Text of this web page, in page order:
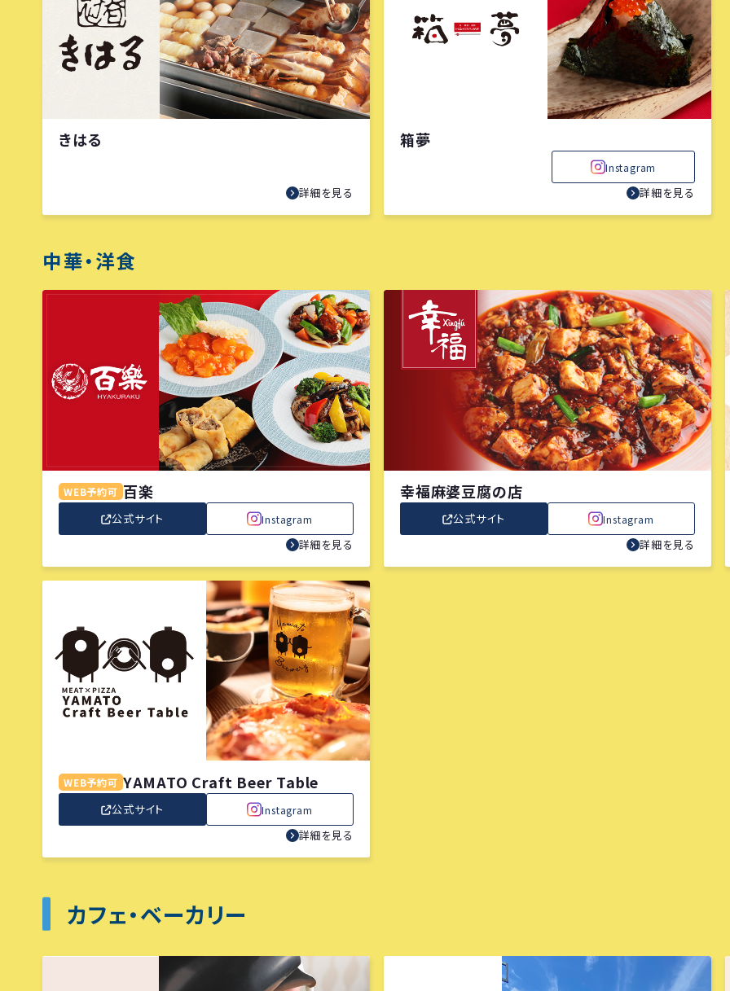
きはる
詳細を見る
箱夢
Instagram
詳細を見る
中華・洋食
WEB予約可 百楽
公式サイト Instagram
詳細を見る
幸福麻婆豆腐の店
公式サイト Instagram
詳細を見る
WEB予約可 YAMATO Craft Beer Table
公式サイト Instagram
詳細を見る
カフェ・ベーカリー